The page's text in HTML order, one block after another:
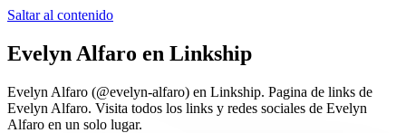
Saltar al contenido
Evelyn Alfaro en Linkship
Evelyn Alfaro (@evelyn-alfaro) en Linkship. Pagina de links de
Evelyn Alfaro. Visita todos los links y redes sociales de Evelyn
Alfaro en un solo lugar.